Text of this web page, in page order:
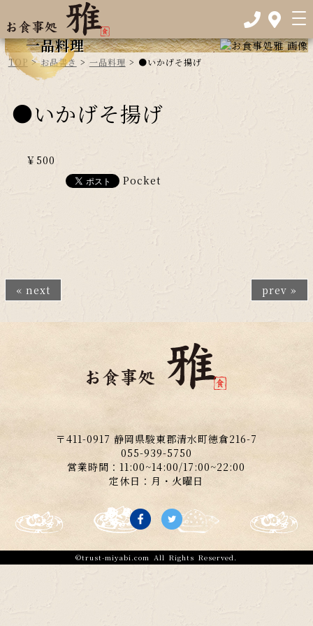
一品料理
TOP > お品書き > 一品料理 > ●いかげそ揚げ
●いかげそ揚げ
￥500
Pocket
« next prev »
〒411-0917 静岡県駿東郡清水町徳倉216-7
055-939-5750
営業時間：11:00~14:00/17:00~22:00
定休日：月・火曜日
©trust-miyabi.com All Rights Reserved.